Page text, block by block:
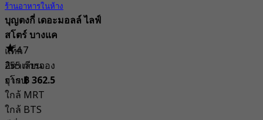
ร้านอาหารในห้าง
บุญตงกี่ เดอะมอลล์ ไลฟ์
สโตร์ บางแค
4.7
255 การจอง
จาก฿ 362.5
แท็ก
อิตาเลียน
ยุโรป
ใกล้ MRT
ใกล้ BTS